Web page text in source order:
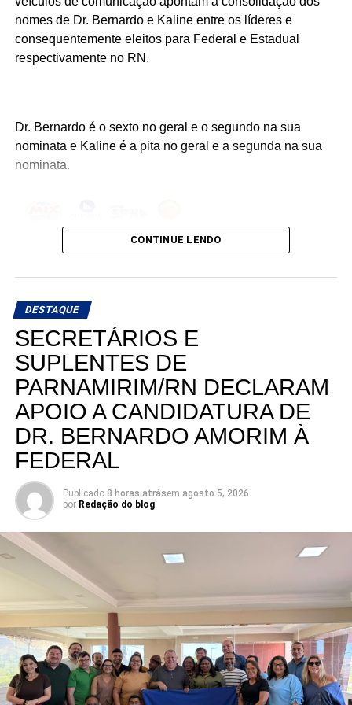
recolocando a educação potiguar em um novo patamar.
nomes de Dr. Bernardo e Kaline entre os líderes e
consequentemente eleitos para Federal e Estadual
respectivamente no RN.
Dr. Bernardo é o sexto no geral e o segundo na sua
nominata e Kaline é a pita no geral e a segunda na sua
nominata.
CONTINUE LENDO
DESTAQUE
SECRETÁRIOS E
SUPLENTES DE
PARNAMIRIM/RN DECLARAM
APOIO A CANDIDATURA DE
DR. BERNARDO AMORIM À
FEDERAL
Publicado 8 horas atrásem agosto 5, 2026
por Redação do blog